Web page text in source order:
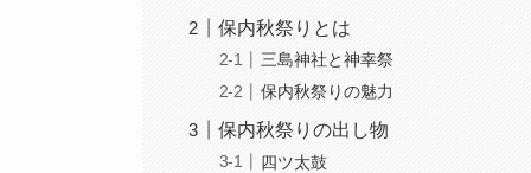
保内秋祭りとは
三島神社と神幸祭
保内秋祭りの魅力
保内秋祭りの出し物
四ツ太鼓